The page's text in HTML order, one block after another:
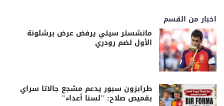
اخبار من القسم
مانشستر سيتي يرفض عرض برشلونة
الأول لضم رودري
طرابزون سبور يدعم مشجع جالاتا سراي
بقميص صلاح: "لسنا أعداء"